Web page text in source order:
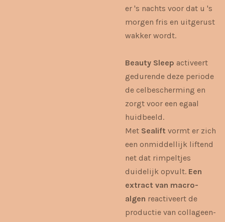
er 's nachts voor dat u 's
morgen fris en uitgerust
wakker wordt.
Beauty Sleep activeert
gedurende deze periode
de celbescherming en
zorgt voor een egaal
huidbeeld.
Met Sealift vormt er zich
een onmiddellijk liftend
net dat rimpeltjes
duidelijk opvult. Een
extract van macro-
algen reactiveert de
productie van collageen-